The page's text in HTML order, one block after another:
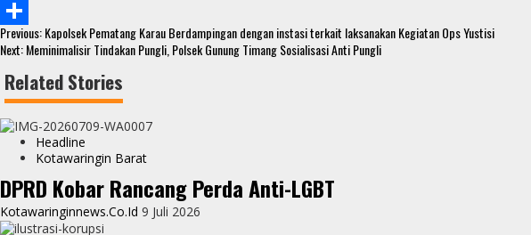
o
o
k
t
e
t
s
A
p
s
s
e
n
r
S
a
r
Continue
Reading
Previous:Kapolsek Pematang Karau Berdampingan dengan instasi terkait laksanakan Kegiatan Ops Yustisi
Next:Meminimalisir Tindakan Pungli, Polsek Gunung Timang Sosialisasi Anti Pungli
Related Stories
Headline
Kotawaringin Barat
DPRD Kobar Rancang Perda Anti-LGBT
Kotawaringinnews.co.id 9 Juli 2026